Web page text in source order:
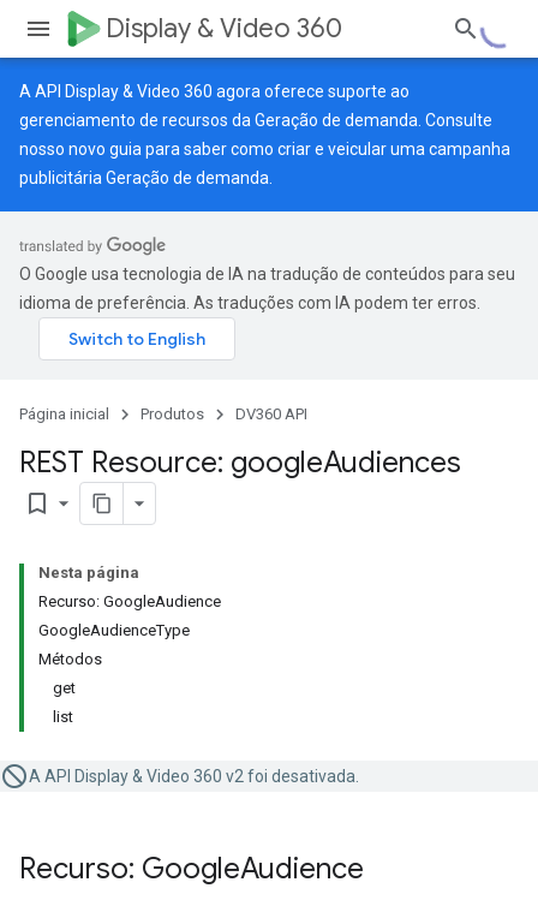
Display & Video 360
A API Display & Video 360 agora oferece suporte ao
gerenciamento de recursos da Geração de demanda. Consulte
nosso novo guia para saber como criar e veicular uma campanha
publicitária Geração de demanda.
O Google usa tecnologia de IA na tradução de conteúdos para seu
idioma de preferência. As traduções com IA podem ter erros.
Página inicial Produtos DV360 API
REST Resource: googleAudiences
bookmark_border
Nesta página
Recurso: GoogleAudience
GoogleAudienceType
Métodos
get
list
A API Display & Video 360 v2 foi desativada.
Recurso: GoogleAudience